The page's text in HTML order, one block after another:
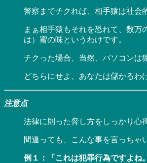
警察までチクれば、相手猿は社会
まぁ相手猿もそれを恐れて、数
は）蜜の味というわけです。
チクった場合、当然、パソコンは
どちらにせよ、あなたは儲かるわ
注意点
法律に則った脅し方をしっかり心
間違っても、こんな事を言っちゃ
例１：「これは犯罪行為ですよね